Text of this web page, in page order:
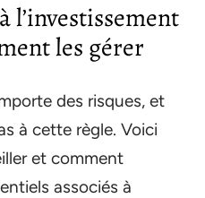
l’investissement
les gérer
des risques, et
à cette règle. Voici
et comment
associés à